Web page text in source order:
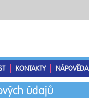
KONTAKTY NÁPOVĚDA
údajů